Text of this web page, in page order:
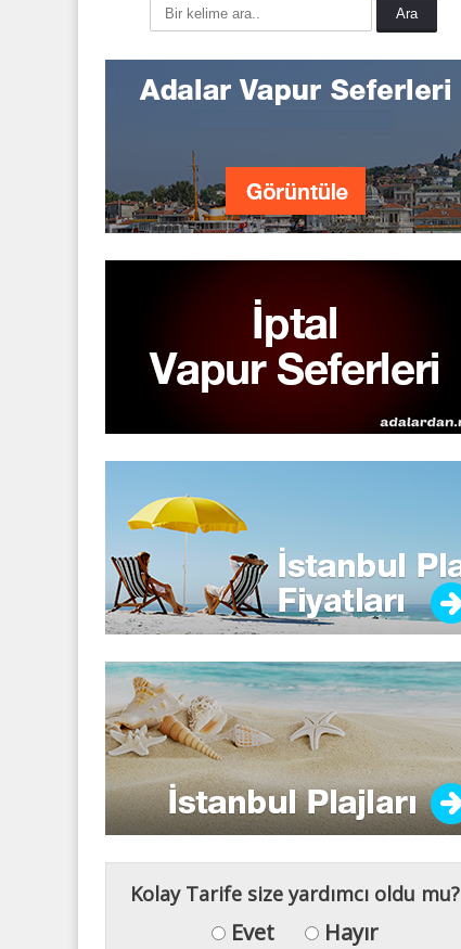
Kolay Tarife size yardımcı oldu mu?
Evet Hayır